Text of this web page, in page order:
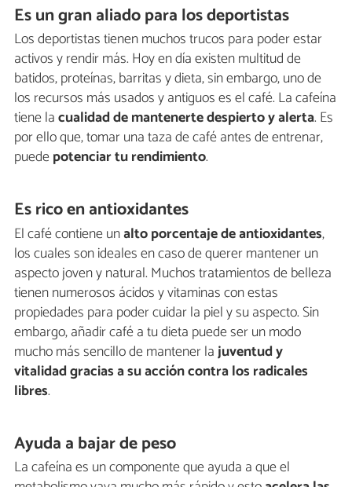
Es un gran aliado para los deportistas
Los deportistas tienen muchos trucos para poder estar
activos y rendir más. Hoy en día existen multitud de
batidos, proteínas, barritas y dieta, sin embargo, uno de
los recursos más usados y antiguos es el café. La cafeína
tiene lacualidad de mantenerte despierto y alerta. Es
por ello que, tomar una taza de café antes de entrenar,
puedepotenciar tu rendimiento.
Es rico en antioxidantes
El café contiene unalto porcentaje de antioxidantes,
los cuales son ideales en caso de querer mantener un
aspecto joven y natural. Muchos tratamientos de belleza
tienen numerosos ácidos y vitaminas con estas
propiedades para poder cuidar la piel y su aspecto. Sin
embargo, añadir café a tu dieta puede ser un modo
mucho más sencillo de mantener lajuventud y
vitalidad gracias a su acción contra los radicales
libres.
Ayuda a bajar de peso
La cafeína es un componente que ayuda a que el